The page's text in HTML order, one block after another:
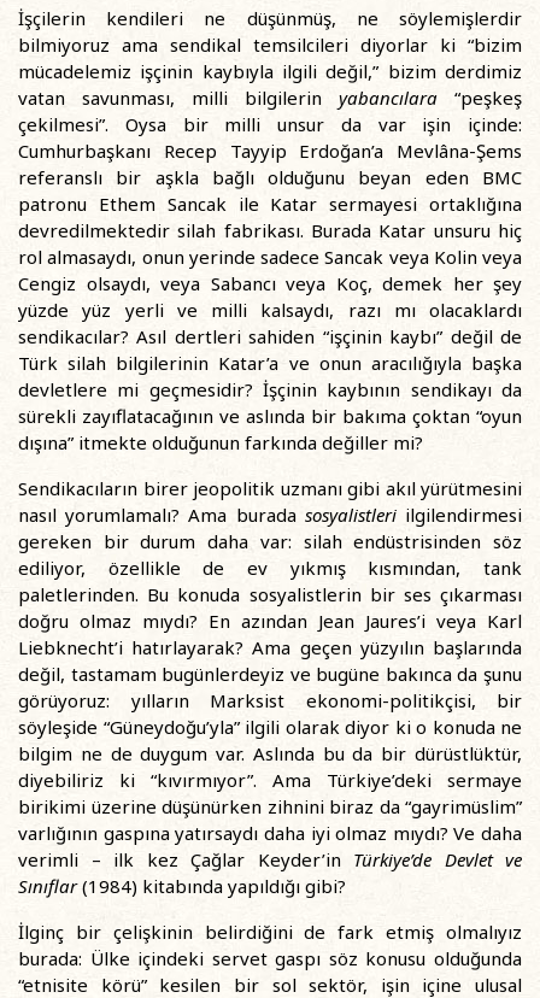
İşçilerin kendileri ne düşünmüş, ne söylemişlerdir
bilmiyoruz ama sendikal temsilcileri diyorlar ki “bizim
mücadelemiz işçinin kaybıyla ilgili değil,” bizim derdimiz
vatan savunması, milli bilgilerin yabancılara “peşkeş
çekilmesi”. Oysa bir milli unsur da var işin içinde:
Cumhurbaşkanı Recep Tayyip Erdoğan’a Mevlâna-Şems
referanslı bir aşkla bağlı olduğunu beyan eden BMC
patronu Ethem Sancak ile Katar sermayesi ortaklığına
devredilmektedir silah fabrikası. Burada Katar unsuru hiç
rol almasaydı, onun yerinde sadece Sancak veya Kolin veya
Cengiz olsaydı, veya Sabancı veya Koç, demek her şey
yüzde yüz yerli ve milli kalsaydı, razı mı olacaklardı
sendikacılar? Asıl dertleri sahiden “işçinin kaybı” değil de
Türk silah bilgilerinin Katar’a ve onun aracılığıyla başka
devletlere mi geçmesidir? İşçinin kaybının sendikayı da
sürekli zayıflatacağının ve aslında bir bakıma çoktan “oyun
dışına” itmekte olduğunun farkında değiller mi?
Sendikacıların birer jeopolitik uzmanı gibi akıl yürütmesini
nasıl yorumlamalı? Ama burada sosyalistleri ilgilendirmesi
gereken bir durum daha var: silah endüstrisinden söz
ediliyor, özellikle de ev yıkmış kısmından, tank
paletlerinden. Bu konuda sosyalistlerin bir ses çıkarması
doğru olmaz mıydı? En azından Jean Jaures’i veya Karl
Liebknecht’i hatırlayarak? Ama geçen yüzyılın başlarında
değil, tastamam bugünlerdeyiz ve bugüne bakınca da şunu
görüyoruz: yılların Marksist ekonomi-politikçisi, bir
söyleşide “Güneydoğu’yla” ilgili olarak diyor ki o konuda ne
bilgim ne de duygum var. Aslında bu da bir dürüstlüktür,
diyebiliriz ki “kıvırmıyor”. Ama Türkiye’deki sermaye
birikimi üzerine düşünürken zihnini biraz da “gayrimüslim”
varlığının gaspına yatırsaydı daha iyi olmaz mıydı? Ve daha
verimli – ilk kez Çağlar Keyder’in Türkiye’de Devlet ve
Sınıflar(1984) kitabında yapıldığı gibi?
İlginç bir çelişkinin belirdiğini de fark etmiş olmalıyız
burada: Ülke içindeki servet gaspı söz konusu olduğunda
“etnisite körü” kesilen bir sol sektör, işin içine ulusal